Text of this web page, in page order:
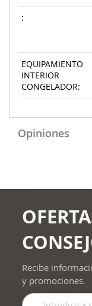
:
EQUIPAMIENTO
INTERIOR
CONGELADOR:
Opiniones
Recibe
y promociones.
Inscríbase